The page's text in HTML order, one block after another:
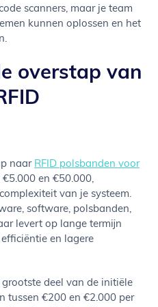
scanners, maar je team
kunnen oplossen en het
overstap van
naar RFID polsbanden voor
en €50.000,
van je systeem.
software, polsbanden,
levert op lange termijn
en lagere
deel van de initiële
tussen €200 en €2.000 per